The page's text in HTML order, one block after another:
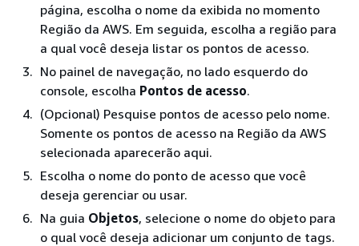
página, escolha o nome da exibida no momento
Região da AWS. Em seguida, escolha a região para
a qual você deseja listar os pontos de acesso.
No painel de navegação, no lado esquerdo do
console, escolha Pontos de acesso.
(Opcional) Pesquise pontos de acesso pelo nome.
Somente os pontos de acesso na Região da AWS
selecionada aparecerão aqui.
Escolha o nome do ponto de acesso que você
deseja gerenciar ou usar.
Na guia Objetos, selecione o nome do objeto para
o qual você deseja adicionar um conjunto de tags.